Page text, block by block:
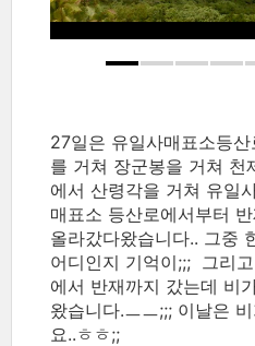
27일은 유일사매표소등
를 거쳐 장군봉을 거쳐
에서 산령각을 거쳐 유일
매표소 등산로에서부터
올라갔다왔습니다.. 그중
어디인지 기억이;;; 그리
에서 반재까지 갔는데 비
왔습니다.ㅡㅡ;;; 이날은
요..ㅎㅎ;;